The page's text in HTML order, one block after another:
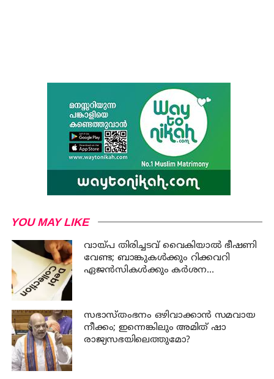
YOU MAY LIKE
വായ്പ തിരിച്ചടവ് വൈകിയാൽ ഭീഷണി
വേണ്ട; ബാങ്കുകൾക്കും റിക്കവറി
ഏജൻസികൾക്കും കർശന
സഭാസ്തംഭനം ഒഴിവാക്കാൻ സമവായ
നീക്കം; ഇന്നെങ്കിലും അമിത് ഷാ
രാജ്യസഭയിലെത്തുമോ?